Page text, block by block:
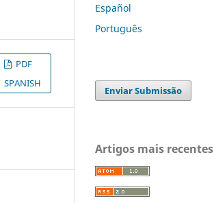
PDF
SPANISH
Español
Português
Enviar Submissão
Artigos mais recentes